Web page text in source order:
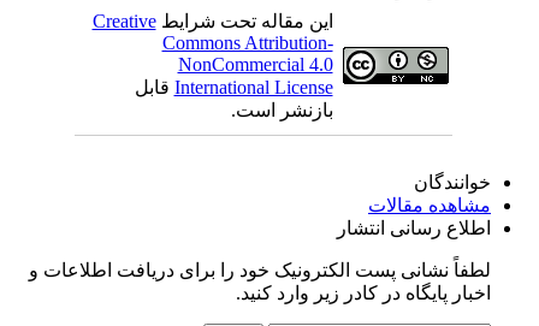
این مقاله تحت شرایطCreative
Commons Attribution-
NonCommercial 4.0
International Licenseقابل
بازنشر است.
خوانندگان
مشاهده مقالات
اطلاع رسانی انتشار
لطفاً نشانی پست الکترونیک خود را برای دریافت اطلاعات و
اخبار پایگاه در کادر زیر وارد کنید.